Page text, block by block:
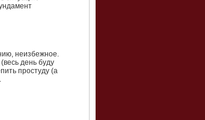
неизбежное.
день буду
простуду (а